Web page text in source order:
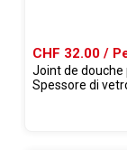
CHF 32.00 /
Joint de douche
Spessore di